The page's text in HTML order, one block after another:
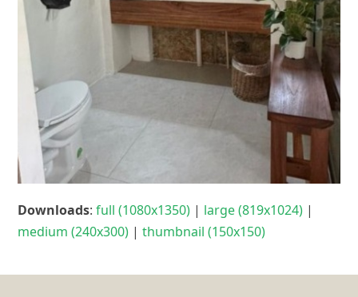
Downloads:full (1080x1350) | large (819x1024) |
medium (240x300) |thumbnail (150x150)